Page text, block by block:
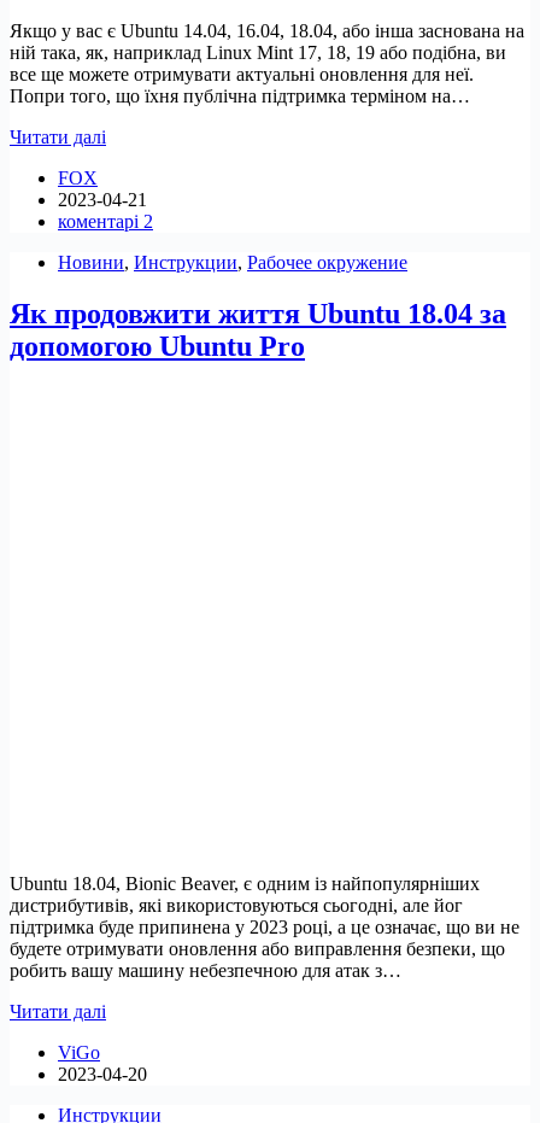
Якщо у вас є Ubuntu 14.04, 16.04, 18.04, або інша заснована на
ній така, як, наприклад Linux Mint 17, 18, 19 або подібна, ви
все ще можете отримувати актуальні оновлення для неї.
Попри того, що їхня публічна підтримка терміном на…
Читати далі
безпеки
для
12.04,
16.04
та
18.04
FOX
2023-04-21
коментарі 2
Новини, Инструкции, Рабочее окружение
Як продовжити життя Ubuntu 18.04 за
допомогою Ubuntu Pro
Ubuntu 18.04, Bionic Beaver, є одним із найпопулярніших
дистрибутивів, які використовуються сьогодні, але йог
підтримка буде припинена у 2023 році, а це означає, що ви не
будете отримувати оновлення або виправлення безпеки, що
робить вашу машину небезпечною для атак з…
Читати далі
Ubuntu
ViGo
2023-04-20
Инструкции